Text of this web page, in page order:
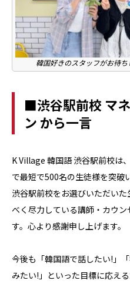
韓国好きのスタッフがお待ち
■渋谷駅前校 マ
ン から一言
K Village 韓国語 渋谷駅前校は
で最短で500名の生徒様を突破
渋谷駅前校をお選びいただい
べく尽力している講師・カウ
す。心より感謝申し上げます。
今後も「韓国語で話したい!」
みたい!」といった目標に応え